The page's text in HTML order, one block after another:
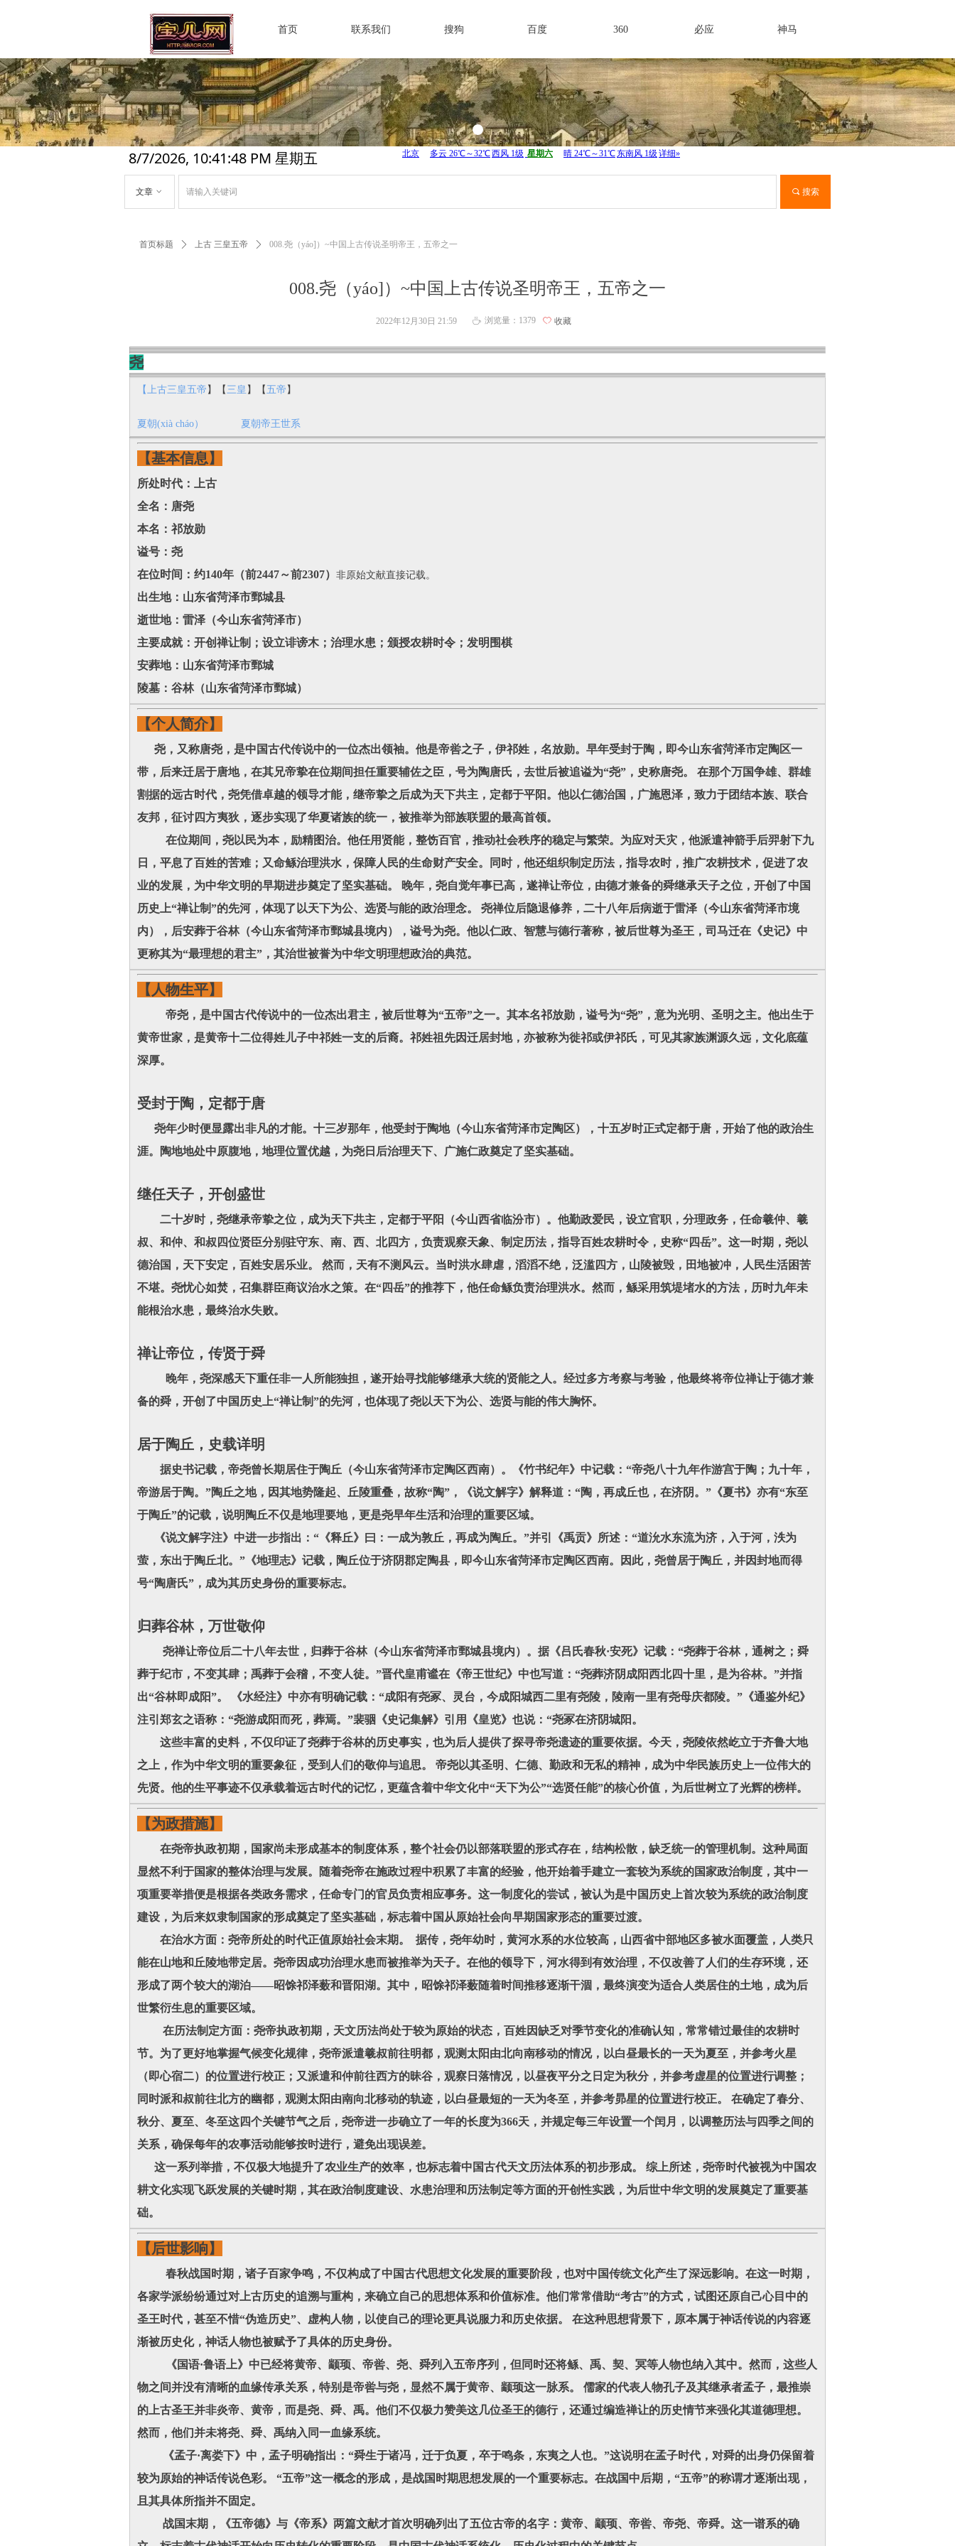
首页 联系我们 搜狗 百度 360 必应 神马
8/7/2026, 10:41:50 PM 星期五
끠 搜索
文章 ꀁ
尧
【上古三皇五帝 】【三皇 】【 五帝 】
夏朝(xià cháo） 夏朝帝王世系
【基本信息】
所处时代：上古
全名：唐尧
本名：祁放勋
谥号：尧
在位时间：约140年（前2447～前2307） 非原始文献直接记载。
出生地：山东省菏泽市鄄城县
逝世地：雷泽（今山东省菏泽市）
主要成就：开创禅让制；设立诽谤木；治理水患；颁授农耕时令；发明围棋
安葬地：山东省菏泽市鄄城
陵墓：谷林（山东省菏泽市鄄城）
【个人简介】
尧，又称唐尧，是中国古代传说中的一位杰出领袖。他是帝喾之子，伊祁姓，名放勋。早年受封于陶，即今山东省菏泽市定陶区一
带，后来迁居于唐地，在其兄帝挚在位期间担任重要辅佐之臣，号为陶唐氏，去世后被追谥为“尧”，史称唐尧。 在那个万国争雄、群雄
割据的远古时代，尧凭借卓越的领导才能，继帝挚之后成为天下共主，定都于平阳。他以仁德治国，广施恩泽，致力于团结本族、联合
友邦，征讨四方夷狄，逐步实现了华夏诸族的统一，被推举为部族联盟的最高首领。
在位期间，尧以民为本，励精图治。他任用贤能，整饬百官，推动社会秩序的稳定与繁荣。为应对天灾，他派遣神箭手后羿射下九
日，平息了百姓的苦难；又命鲧治理洪水，保障人民的生命财产安全。同时，他还组织制定历法，指导农时，推广农耕技术，促进了农
业的发展，为中华文明的早期进步奠定了坚实基础。 晚年，尧自觉年事已高，遂禅让帝位，由德才兼备的舜继承天子之位，开创了中国
历史上“禅让制”的先河，体现了以天下为公、选贤与能的政治理念。 尧禅位后隐退修养，二十八年后病逝于雷泽（今山东省菏泽市境
内），后安葬于谷林（今山东省菏泽市鄄城县境内），谥号为尧。他以仁政、智慧与德行著称，被后世尊为圣王，司马迁在《史记》中
更称其为“最理想的君主”，其治世被誉为中华文明理想政治的典范。
【人物生平】
帝尧，是中国古代传说中的一位杰出君主，被后世尊为“五帝”之一。其本名祁放勋，谥号为“尧”，意为光明、圣明之主。他出生于
黄帝世家，是黄帝十二位得姓儿子中祁姓一支的后裔。祁姓祖先因迁居封地，亦被称为徙祁或伊祁氏，可见其家族渊源久远，文化底蕴
深厚。
受封于陶，定都于唐
尧年少时便显露出非凡的才能。十三岁那年，他受封于陶地（今山东省菏泽市定陶区），十五岁时正式定都于唐，开始了他的政治生
涯。陶地地处中原腹地，地理位置优越，为尧日后治理天下、广施仁政奠定了坚实基础。
继任天子，开创盛世
二十岁时，尧继承帝挚之位，成为天下共主，定都于平阳（今山西省临汾市）。他勤政爱民，设立官职，分理政务，任命羲仲、羲
叔、和仲、和叔四位贤臣分别驻守东、南、西、北四方，负责观察天象、制定历法，指导百姓农耕时令，史称“四岳”。这一时期，尧以
德治国，天下安定，百姓安居乐业。 然而，天有不测风云。当时洪水肆虐，滔滔不绝，泛滥四方，山陵被毁，田地被冲，人民生活困苦
不堪。尧忧心如焚，召集群臣商议治水之策。在“四岳”的推荐下，他任命鲧负责治理洪水。然而，鲧采用筑堤堵水的方法，历时九年未
能根治水患，最终治水失败。
禅让帝位，传贤于舜
晚年，尧深感天下重任非一人所能独担，遂开始寻找能够继承大统的贤能之人。经过多方考察与考验，他最终将帝位禅让于德才兼
备的舜，开创了中国历史上“禅让制”的先河，也体现了尧以天下为公、选贤与能的伟大胸怀。
居于陶丘，史载详明
据史书记载，帝尧曾长期居住于陶丘（今山东省菏泽市定陶区西南）。《竹书纪年》中记载：“帝尧八十九年作游宫于陶；九十年，
帝游居于陶。”陶丘之地，因其地势隆起、丘陵重叠，故称“陶”，《说文解字》解释道：“陶，再成丘也，在济阴。”《夏书》亦有“东至
于陶丘”的记载，说明陶丘不仅是地理要地，更是尧早年生活和治理的重要区域。
《说文解字注》中进一步指出：“《释丘》曰：一成为敦丘，再成为陶丘。”并引《禹贡》所述：“道沇水东流为济，入于河，泆为
萤，东出于陶丘北。”《地理志》记载，陶丘位于济阴郡定陶县，即今山东省菏泽市定陶区西南。因此，尧曾居于陶丘，并因封地而得
号“陶唐氏”，成为其历史身份的重要标志。
归葬谷林，万世敬仰
尧禅让帝位后二十八年去世，归葬于谷林（今山东省菏泽市鄄城县境内）。据《吕氏春秋·安死》记载：“尧葬于谷林，通树之；舜
葬于纪市，不变其肆；禹葬于会稽，不变人徒。”晋代皇甫谧在《帝王世纪》中也写道：“尧葬济阴成阳西北四十里，是为谷林。”并指
出“谷林即成阳”。 《水经注》中亦有明确记载：“成阳有尧冢、灵台，今成阳城西二里有尧陵，陵南一里有尧母庆都陵。”《通鉴外纪》
注引郑玄之语称：“尧游成阳而死，葬焉。”裴骃《史记集解》引用《皇览》也说：“尧冢在济阴城阳。
这些丰富的史料，不仅印证了尧葬于谷林的历史事实，也为后人提供了探寻帝尧遗迹的重要依据。今天，尧陵依然屹立于齐鲁大地
之上，作为中华文明的重要象征，受到人们的敬仰与追思。 帝尧以其圣明、仁德、勤政和无私的精神，成为中华民族历史上一位伟大的
先贤。他的生平事迹不仅承载着远古时代的记忆，更蕴含着中华文化中“天下为公”“选贤任能”的核心价值，为后世树立了光辉的榜样。
【为政措施】
在尧帝执政初期，国家尚未形成基本的制度体系，整个社会仍以部落联盟的形式存在，结构松散，缺乏统一的管理机制。这种局面
显然不利于国家的整体治理与发展。随着尧帝在施政过程中积累了丰富的经验，他开始着手建立一套较为系统的国家政治制度，其中一
项重要举措便是根据各类政务需求，任命专门的官员负责相应事务。这一制度化的尝试，被认为是中国历史上首次较为系统的政治制度
建设，为后来奴隶制国家的形成奠定了坚实基础，标志着中国从原始社会向早期国家形态的重要过渡。
在治水方面：尧帝所处的时代正值原始社会末期。
据传，尧年幼时，黄河水系的水位较高，山西省中部地区多被水面覆盖，人类只
能在山地和丘陵地带定居。尧帝因成功治理水患而被推举为天子。在他的领导下，河水得到有效治理，不仅改善了人们的生存环境，还
形成了两个较大的湖泊——昭馀祁泽薮和晋阳湖。其中，昭馀祁泽薮随着时间推移逐渐干涸，最终演变为适合人类居住的土地，成为后
世繁衍生息的重要区域。
在历法制定方面：尧帝执政初期，天文历法尚处于较为原始的状态，百姓因缺乏对季节变化的准确认知，常常错过最佳的农耕时
节。为了更好地掌握气候变化规律，尧帝派遣羲叔前往明都，观测太阳由北向南移动的情况，以白昼最长的一天为夏至，并参考火星
（即心宿二）的位置进行校正；又派遣和仲前往西方的昧谷，观察日落情况，以昼夜平分之日定为秋分，并参考虚星的位置进行调整；
同时派和叔前往北方的幽都，观测太阳由南向北移动的轨迹，以白昼最短的一天为冬至，并参考昴星的位置进行校正。 在确定了春分、
秋分、夏至、冬至这四个关键节气之后，尧帝进一步确立了一年的长度为366天，并规定每三年设置一个闰月，以调整历法与四季之间的
关系，确保每年的农事活动能够按时进行，避免出现误差。
这一系列举措，不仅极大地提升了农业生产的效率，也标志着中国古代天文历法体系的初步形成。 综上所述，尧帝时代被视为中国农
耕文化实现飞跃发展的关键时期，其在政治制度建设、水患治理和历法制定等方面的开创性实践，为后世中华文明的发展奠定了重要基
础。
【后世影响】
春秋战国时期，诸子百家争鸣，不仅构成了中国古代思想文化发展的重要阶段，也对中国传统文化产生了深远影响。在这一时期，
各家学派纷纷通过对上古历史的追溯与重构，来确立自己的思想体系和价值标准。他们常常借助“考古”的方式，试图还原自己心目中的
圣王时代，甚至不惜“伪造历史”、虚构人物，以使自己的理论更具说服力和历史依据。 在这种思想背景下，原本属于神话传说的内容逐
渐被历史化，神话人物也被赋予了具体的历史身份。
《国语·鲁语上》中已经将黄帝、颛顼、帝喾、尧、舜列入五帝序列，但同时还将鲧、禹、契、冥等人物也纳入其中。然而，这些人
物之间并没有清晰的血缘传承关系，特别是帝喾与尧，显然不属于黄帝、颛顼这一脉系。 儒家的代表人物孔子及其继承者孟子，最推崇
的上古圣王并非炎帝、黄帝，而是尧、舜、禹。他们不仅极力赞美这几位圣王的德行，还通过编造禅让的历史情节来强化其道德理想。
然而，他们并未将尧、舜、禹纳入同一血缘系统。
《孟子·离娄下》中，孟子明确指出：“舜生于诸冯，迁于负夏，卒于鸣条，东夷之人也。”这说明在孟子时代，对舜的出身仍保留着
较为原始的神话传说色彩。 “五帝”这一概念的形成，是战国时期思想发展的一个重要标志。在战国中后期，“五帝”的称谓才逐渐出现，
且其具体所指并不固定。
战国末期，《五帝德》与《帝系》两篇文献才首次明确列出了五位古帝的名字：黄帝、颛顼、帝喾、帝尧、帝舜。这一谱系的确
008.尧（yáo]）~中国上古传说圣明帝王，五帝之一
2022年12月30日 21:59 ꄘ 浏览量： 1379 ꄀ 收藏
首页标题 ꄲ 上古 三皇五帝 ꄲ 008.尧（yáo]）~中国上古传说圣明帝王，五帝之一